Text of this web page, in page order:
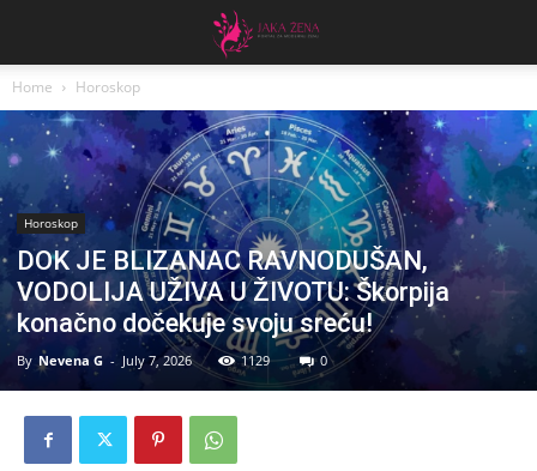
Home Horoskop
Horoskop
DOK JE BLIZANAC RAVNODUŠAN,
VODOLIJA UŽIVA U ŽIVOTU: Škorpija
konačno dočekuje svoju sreću!
By Nevena G - July 7, 2026 1129 0